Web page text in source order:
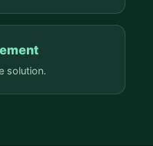
solution.